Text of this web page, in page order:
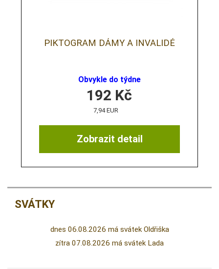
PIKTOGRAM DÁMY A INVALIDÉ
Obvykle do týdne
Zobrazit detail
192 Kč
7,94 EUR
SVÁTKY
dnes 06.08.2026 má svátek Oldřiška
zítra 07.08.2026 má svátek Lada